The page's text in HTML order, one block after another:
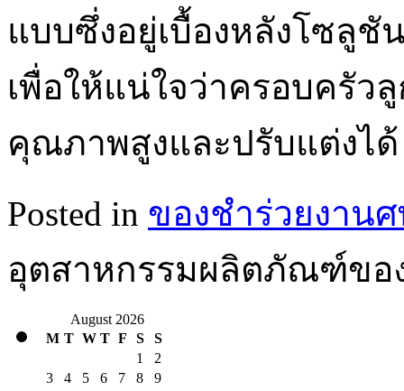
แบบซึ่งอยู่เบื้องหลังโซลูชั
เพื่อให้แน่ใจว่าครอบครัว
คุณภาพสูงและปรับแต่งได้
Posted in ของชำร่วยงาน
อุตสาหกรรมผลิตภัณฑ์ขอ
August 2026
M T W T F S
S
1
2
3
4 5 6 7 8
9